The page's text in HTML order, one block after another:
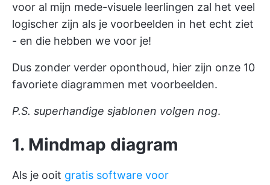
voor al mijn mede-visuele leerlingen zal het veel
logischer zijn als je voorbeelden in het echt ziet
- en die hebben we voor je!
Dus zonder verder oponthoud, hier zijn onze 10
favoriete diagrammen met voorbeelden.
P.S. superhandige sjablonen volgen nog.
1. Mindmap diagram
Als je ooit gratis software voor